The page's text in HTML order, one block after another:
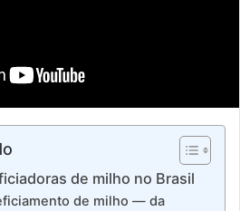
de milho no Brasil
de milho — da